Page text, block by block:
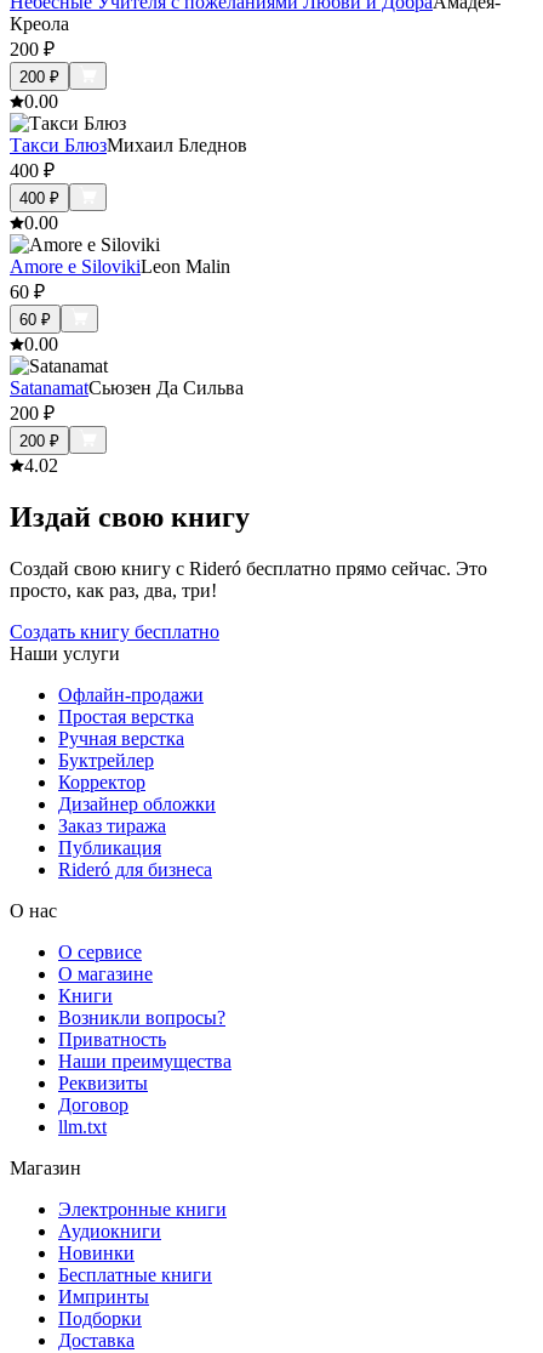
Креола
200 ₽
200 ₽
0.00
Такси БлюзМихаил Бледнов
400 ₽
400 ₽
0.00
Amore e SilovikiLeon Malin
60 ₽
60 ₽
0.00
SatanamatСьюзен Да Сильва
200 ₽
200 ₽
4.02
Издай свою книгу
Создай свою книгу с Rideró бесплатно прямо сейчас. Это
просто, как раз, два, три!
Создать книгу бесплатно
Наши услуги
Офлайн-продажи
Простая верстка
Ручная верстка
Буктрейлер
Корректор
Дизайнер обложки
Заказ тиража
Публикация
Rideró для бизнеса
О нас
О сервисе
О магазине
Книги
Возникли вопросы?
Приватность
Наши преимущества
Реквизиты
Договор
llm.txt
Магазин
Электронные книги
Аудиокниги
Новинки
Бесплатные книги
Импринты
Подборки
Доставка